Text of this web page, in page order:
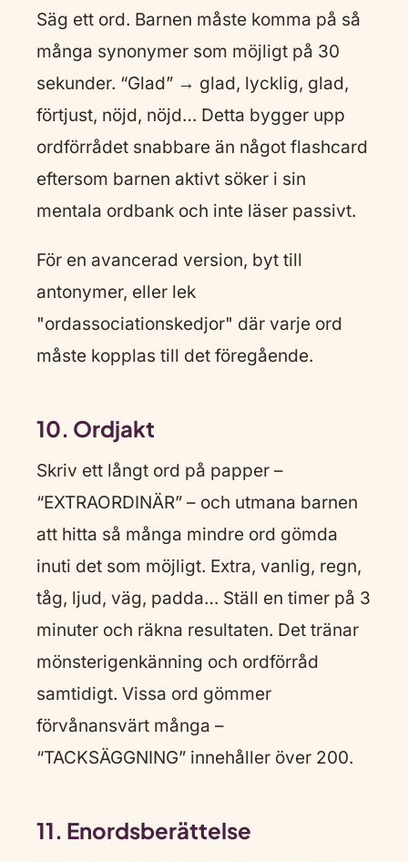
Säg ett ord. Barnen måste komma på så
många synonymer som möjligt på 30
sekunder. “Glad” → glad, lycklig, glad,
förtjust, nöjd, nöjd… Detta bygger upp
ordförrådet snabbare än något flashcard
eftersom barnen aktivt söker i sin
mentala ordbank och inte läser passivt.
För en avancerad version, byt till
antonymer, eller lek
"ordassociationskedjor" där varje ord
måste kopplas till det föregående.
10. Ordjakt
Skriv ett långt ord på papper –
“EXTRAORDINÄR” – och utmana barnen
att hitta så många mindre ord gömda
inuti det som möjligt. Extra, vanlig, regn,
tåg, ljud, väg, padda… Ställ en timer på 3
minuter och räkna resultaten. Det tränar
mönsterigenkänning och ordförråd
samtidigt. Vissa ord gömmer
förvånansvärt många –
“TACKSÄGGNING” innehåller över 200.
11. Enordsberättelse